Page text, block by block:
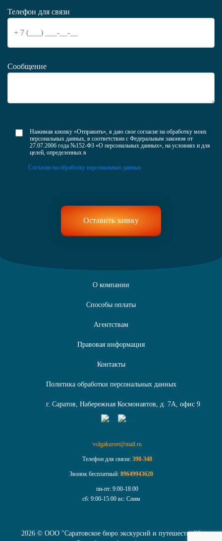
Телефон для связи
Сообщение
Нажимая кнопку «Отправить», я даю свое согласие на обработку моих
персональных данных, в соответствии с Федеральным законом от
27.07.2006 года №152-ФЗ «О персональных данных», на условиях и для
целей, определенных в
Согласии на обработку персональных данных
О компании
Способы оплаты
Агентствам
Правовая информация
Контакты
Политика обработки персональных данных
г. Саратов, Набережная Космонавтов, д. 7А, офис 9
volgakurort@mail.ru
Телефон для связи: 398-348
Звонок бесплатный: 89649943620
пн-пт:9:00-18:00
сб:9:00-15:00вс:Спим
2026 © ООО "Cаратовское бюро экскурсий и путешествий"